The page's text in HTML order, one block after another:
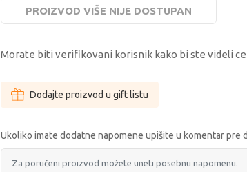
PROIZVOD VIŠE NIJE DOSTUPAN
Morate biti verifikovani korisnik kako bi ste videli
Dodajte proizvod u gift listu
Ukoliko imate dodatne napomene upišite u komentar pre